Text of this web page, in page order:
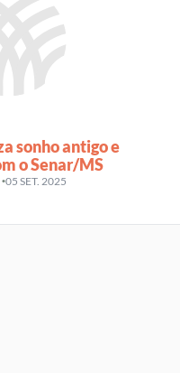
sonho antigo e
o Senar/MS
05 SET. 2025